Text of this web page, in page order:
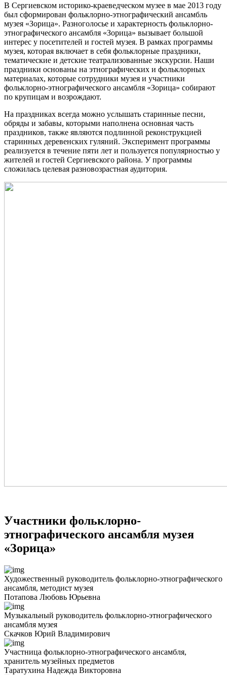
В Сергиевском историко-краеведческом музее в мае 2013 году
был сформирован фольклорно-этнографический ансамбль
музея «Зорица». Разноголосье и характерность фольклорно-
этнографического ансамбля «Зорица» вызывает большой
интерес у посетителей и гостей музея. В рамках программы
музея, которая включает в себя фольклорные праздники,
тематические и детские театрализованные экскурсии. Наши
праздники основаны на этнографических и фольклорных
материалах, которые сотрудники музея и участники
фольклорно-этнографического ансамбля «Зорица» собирают
по крупицам и возрождают.
На праздниках всегда можно услышать старинные песни,
обряды и забавы, которыми наполнена основная часть
праздников, также являются подлинной реконструкцией
старинных деревенских гуляний. Эксперимент программы
реализуется в течение пяти лет и пользуется популярностью у
жителей и гостей Сергиевского района. У программы
сложилась целевая разновозрастная аудитория.
Участники фольклорно-
этнографического ансамбля музея
«Зорица»
Художественный руководитель фольклорно-этнографического
ансамбля, методист музея
Потапова Любовь Юрьевна
Музыкальный руководитель фольклорно-этнографического
ансамбля музея
Скачков Юрий Владимирович
Участница фольклорно-этнографического ансамбля,
хранитель музейных предметов
Таратухина Надежда Викторовна